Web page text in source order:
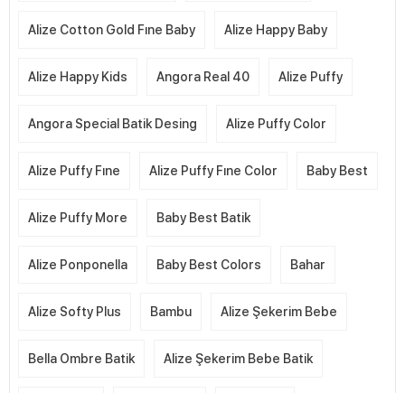
Alize Cotton Gold Fıne Baby Alize Happy Baby
Alize Happy Kids Angora Real 40 Alize Puffy
Angora Special Batik Desing Alize Puffy Color
Alize Puffy Fıne Alize Puffy Fıne Color Baby Best
Alize Puffy More Baby Best Batik
Alize Ponponella Baby Best Colors Bahar
Alize Softy Plus Bambu Alize Şekerim Bebe
Bella Ombre Batik Alize Şekerim Bebe Batik